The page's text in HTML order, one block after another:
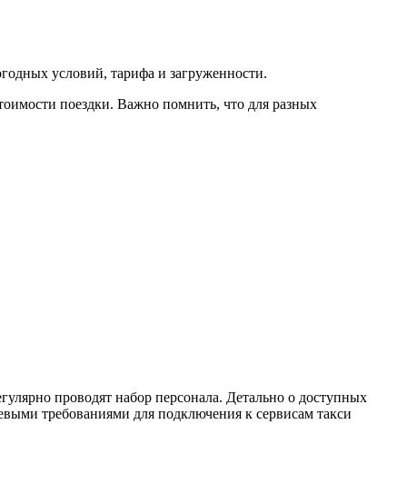
условий, тарифа и загруженности.
поездки. Важно помнить, что для разных
проводят набор персонала. Детально о доступных
требованиями для подключения к сервисам такси